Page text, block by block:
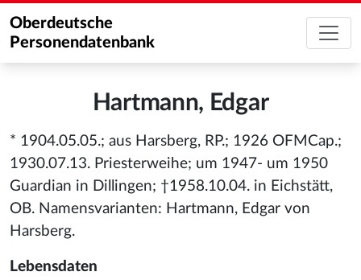
Oberdeutsche
Personendatenbank
Hartmann, Edgar
* 1904.05.05.; aus Harsberg, RP.; 1926 OFMCap.;
1930.07.13. Priesterweihe; um 1947- um 1950
Guardian in Dillingen; †1958.10.04. in Eichstätt,
OB. Namensvarianten: Hartmann, Edgar von
Harsberg.
Lebensdaten